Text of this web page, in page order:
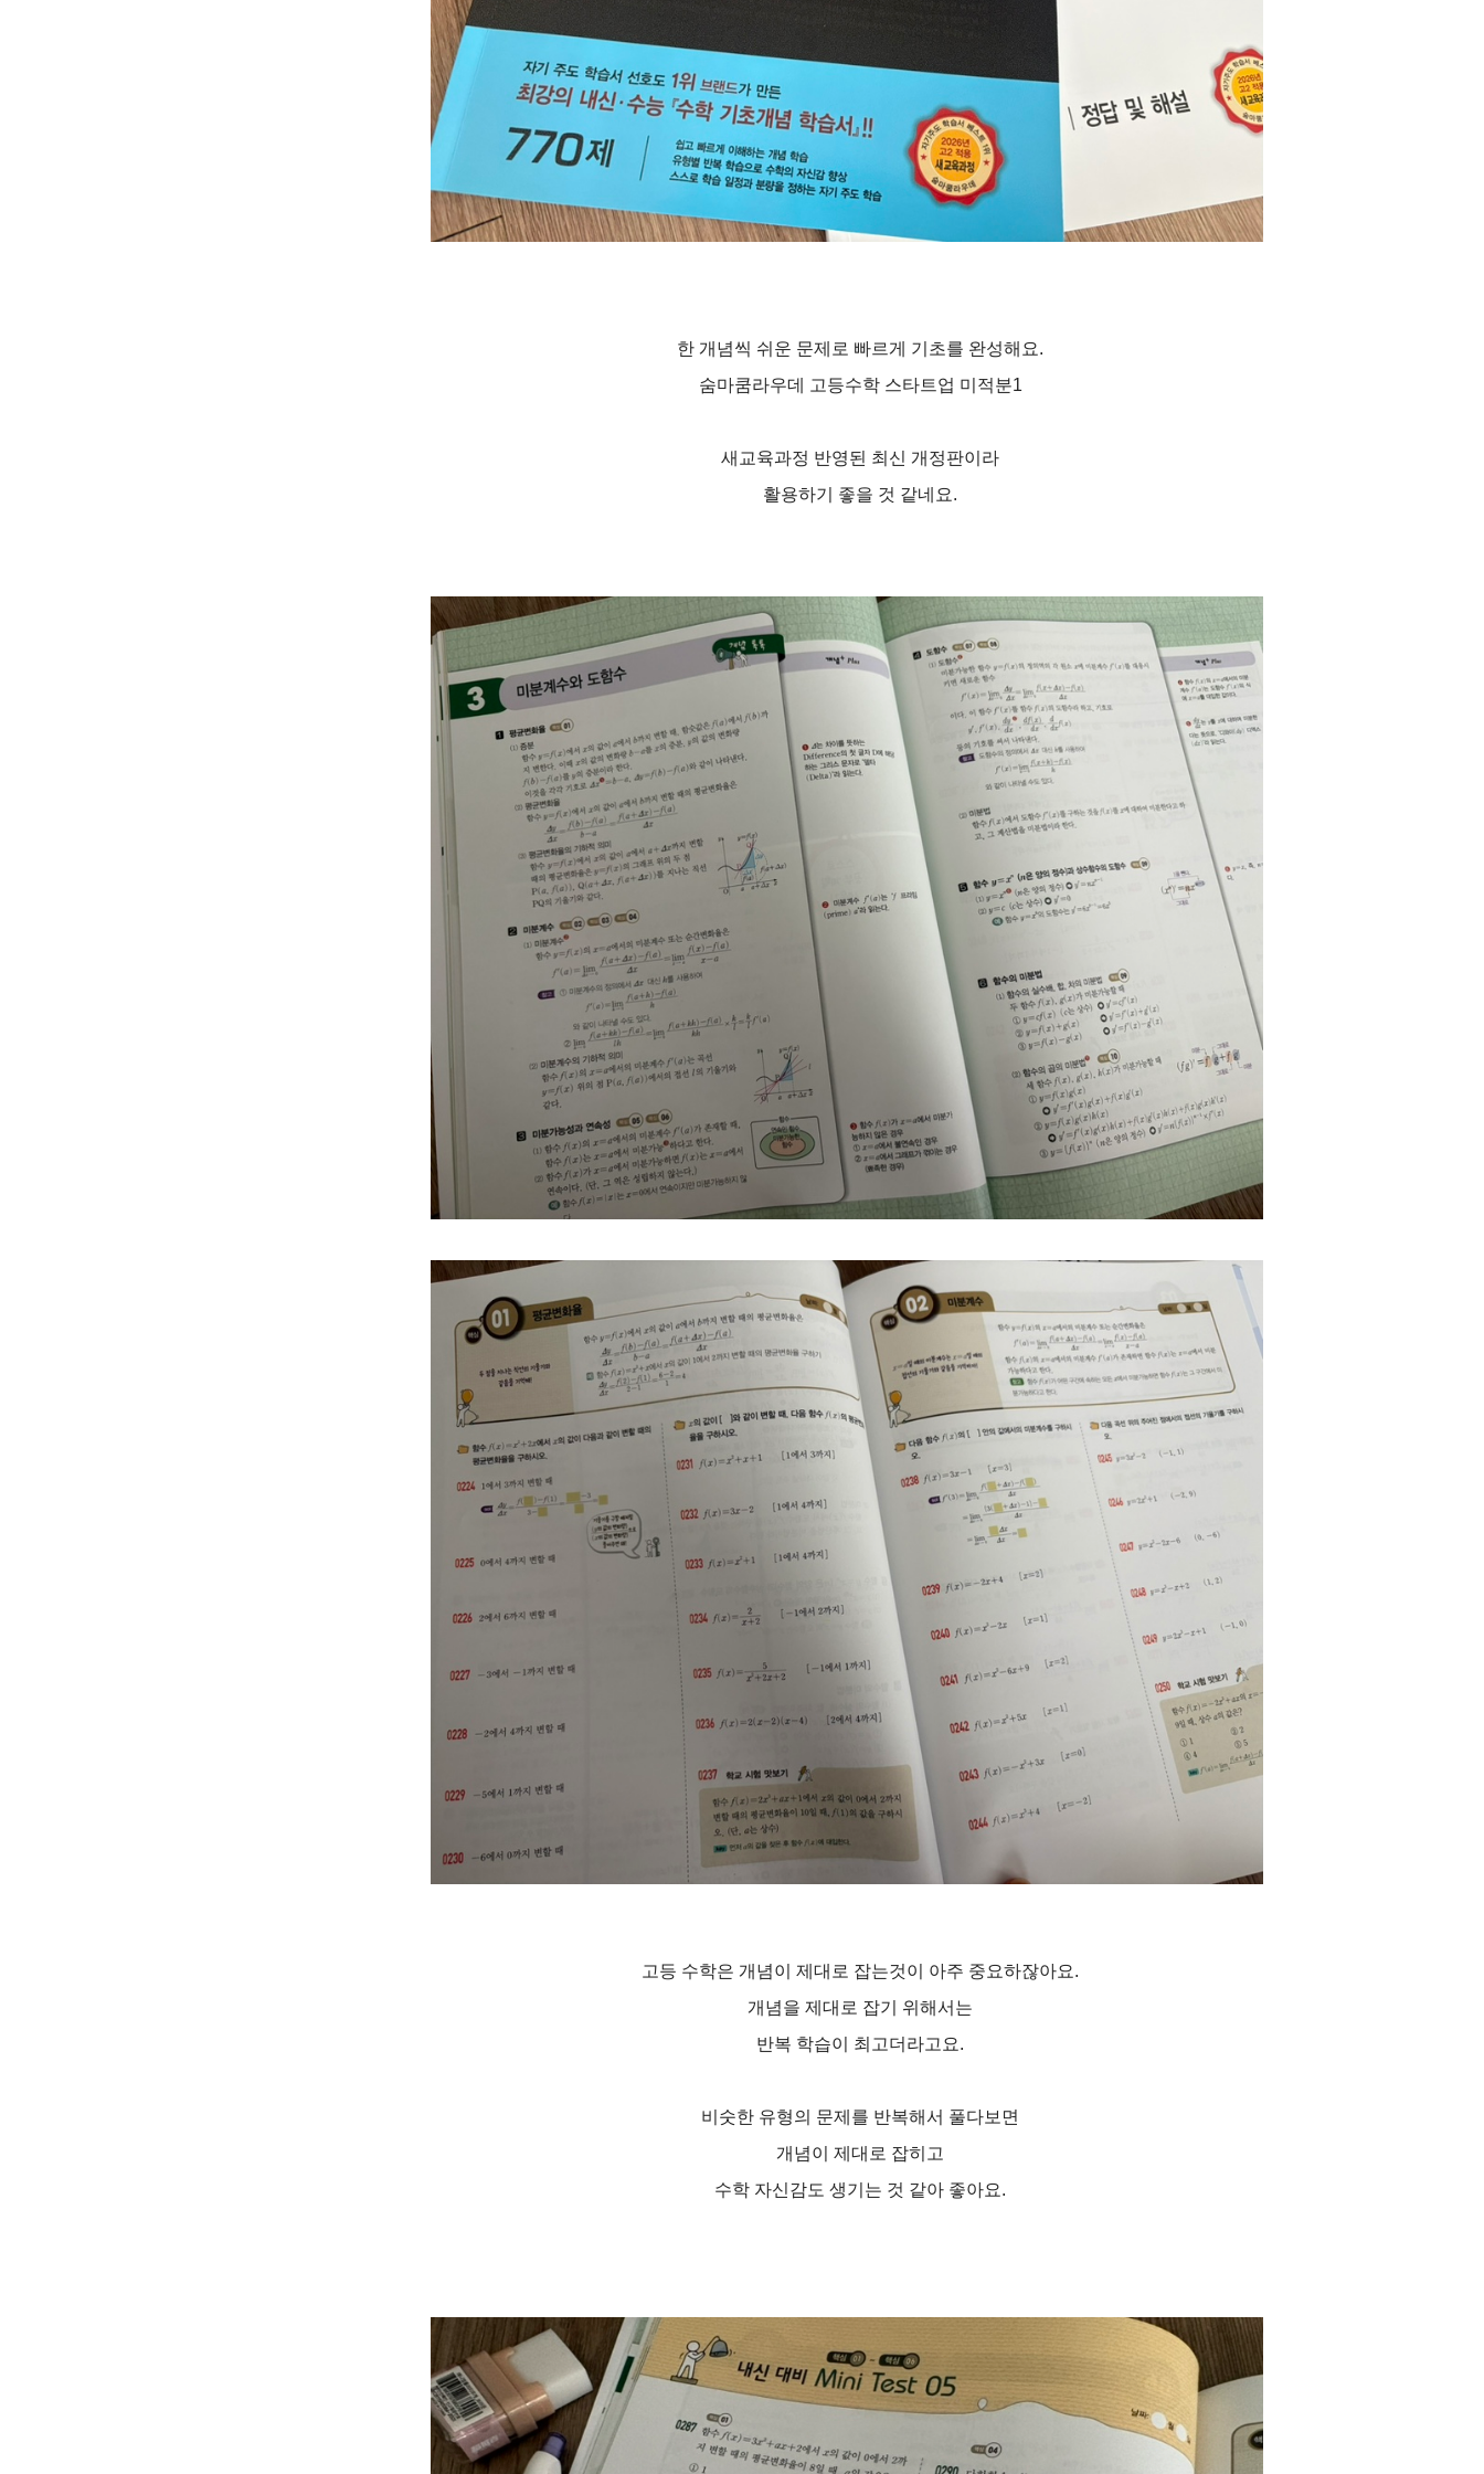
한 개념씩 쉬운 문제로 빠르게 기초를 완성해요.
숨마쿰라우데 고등수학 스타트업 미적분1
새교육과정 반영된 최신 개정판이라
활용하기 좋을 것 같네요.
고등 수학은 개념이 제대로 잡는것이 아주 중요하잖아요.
개념을 제대로 잡기 위해서는
반복 학습이 최고더라고요.
비숫한 유형의 문제를 반복해서 풀다보면
개념이 제대로 잡히고
수학 자신감도 생기는 것 같아 좋아요.